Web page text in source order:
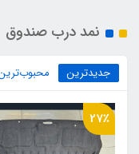
نمد درب صندوق
جدیدترین
27٪